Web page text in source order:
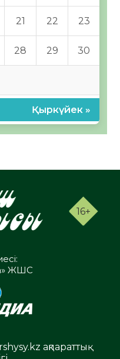
21 22 23
28 29 30
Қыркүйек »
16+
ЖШС
ақпараттық